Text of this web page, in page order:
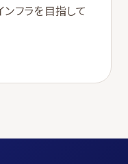
フラを目指して